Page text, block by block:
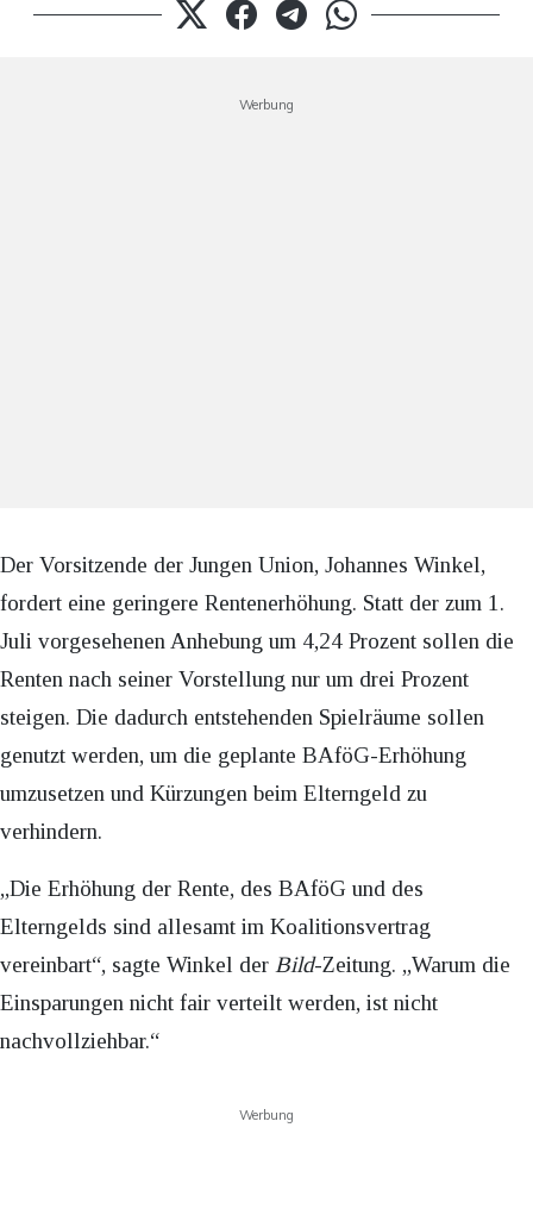
Werbung
Der Vorsitzende der Jungen Union, Johannes Winkel,
fordert eine geringere Rentenerhöhung. Statt der zum 1.
Juli vorgesehenen Anhebung um 4,24 Prozent sollen die
Renten nach seiner Vorstellung nur um drei Prozent
steigen. Die dadurch entstehenden Spielräume sollen
genutzt werden, um die geplante BAföG-Erhöhung
umzusetzen und Kürzungen beim Elterngeld zu
verhindern.
„Die Erhöhung der Rente, des BAföG und des
Elterngelds sind allesamt im Koalitionsvertrag
vereinbart“, sagte Winkel der Bild-Zeitung. „Warum die
Einsparungen nicht fair verteilt werden, ist nicht
nachvollziehbar.“
Werbung